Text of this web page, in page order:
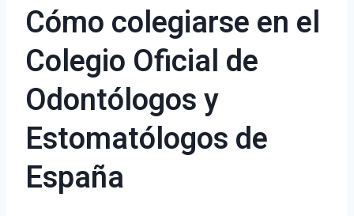
Cómo colegiarse en el
Colegio Oficial de
Odontólogos y
Estomatólogos de
España